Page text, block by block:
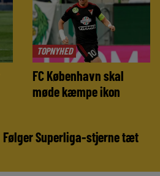
TOPNYHED
FC København skal
møde kæmpe ikon
Følger Superliga-stjerne tæt